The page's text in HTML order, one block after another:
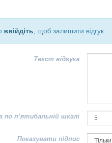
ввійдіть , щоб залишити відгук
Текст відгука
по п’ятибальній шкалі
Показувати підпис